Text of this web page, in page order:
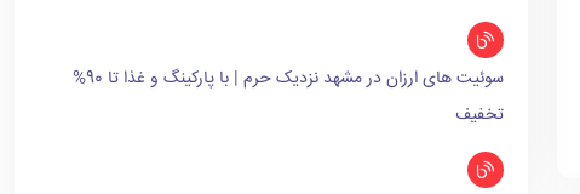
سوئیت های ارزان در مشهد نزدیک حرم | با پارکینگ و غذا تا 90%
تخفیف